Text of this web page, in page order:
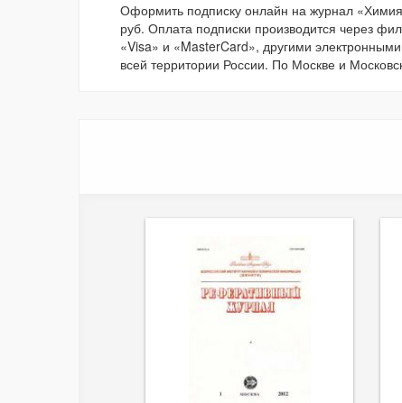
Оформить подписку онлайн на журнал
руб. Оплата подписки производится через
«Visa» и «MasterCard», другими
всей территории России. По Москве и